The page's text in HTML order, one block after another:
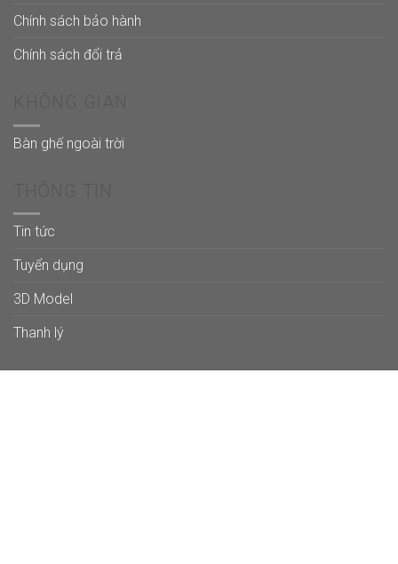
Chính sách bảo hành
Chính sách đổi trả
Bàn ghế ngoài trời
Tin tức
Tuyển dụng
3D Model
Thanh lý